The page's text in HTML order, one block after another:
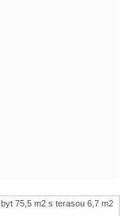
75,5 m2 s terasou 6,7 m2